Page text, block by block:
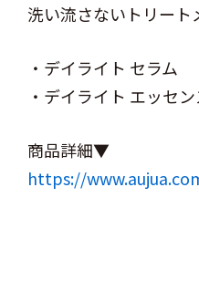
洗い流さないトリート
・デイライト セラム
・デイライト エッセン
商品詳細▼
https://